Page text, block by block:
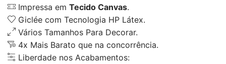
Impressa em Tecido Canvas.
Giclée com Tecnologia HP Látex.
Vários Tamanhos Para Decorar.
4x Mais Barato que na concorrência.
Liberdade nos Acabamentos: